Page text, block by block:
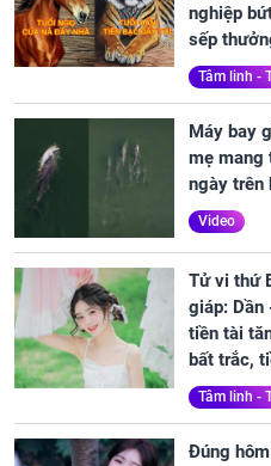
nghiệp
sếp
Tâm linh -
Máy bay
mẹ mang
ngày trên
Video
Tử vi thứ
giáp: Dần
tiền tài
bất trắc,
Tâm linh -
Đúng